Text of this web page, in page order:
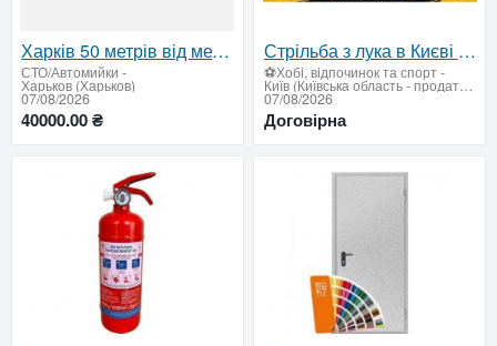
Харків 50 метрів від метро Масельського на СТО
СТО/Автомийки -
Харьков (Харьков)
07/08/2026
40000.00 ₴
Стрільба з лука в Києві для любителів точності, стрільби та outdoor-активностей
⚽Хобi, вiдпочинок та спорт-
Київ (Київська область - продати купити)
07/08/2026
Договірна